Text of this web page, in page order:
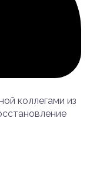
коллегами из